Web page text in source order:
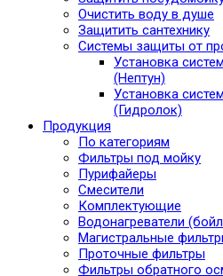
Очистить воду в душе
Защитить сантехнику
Системы защиты от
Установка
(Нептун)
Установка
(Гидролок)
Продукция
По категориям
Фильтры под мойку
Пурифайеры
Смесители
Комплектующие
Водонагреватели
Магистральные
Проточные фильтры
Фильтры обратного